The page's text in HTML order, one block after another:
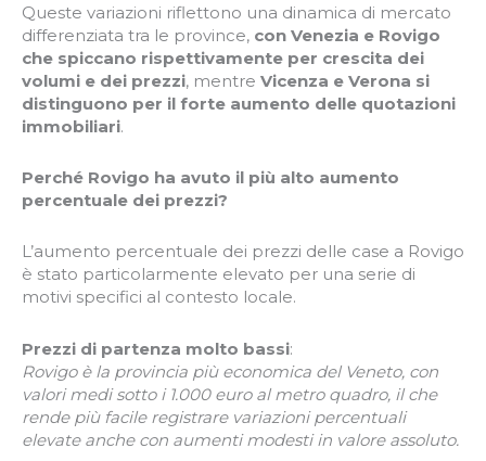
Queste variazioni riflettono una dinamica di mercato
differenziata tra le province, con Venezia e Rovigo
che spiccano rispettivamente per crescita dei
volumi e dei prezzi, mentre Vicenza e Verona si
distinguono per il forte aumento delle quotazioni
immobiliari.
Perché Rovigo ha avuto il più alto aumento
percentuale dei prezzi?
L’aumento percentuale dei prezzi delle case a Rovigo
è stato particolarmente elevato per una serie di
motivi specifici al contesto locale.
Prezzi di partenza molto bassi:
Rovigo è la provincia più economica del Veneto, con
valori medi sotto i 1.000 euro al metro quadro, il che
rende più facile registrare variazioni percentuali
elevate anche con aumenti modesti in valore assoluto.